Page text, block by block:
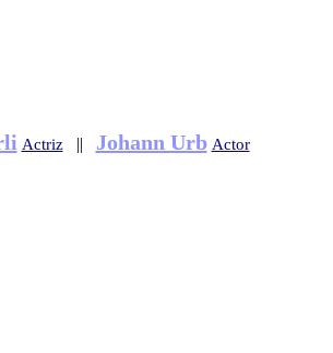
Actriz|| Johann Urb Actor